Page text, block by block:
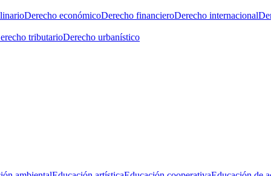
Derecho económicoDerecho financieroDerecho internacional
tributarioDerecho urbanístico